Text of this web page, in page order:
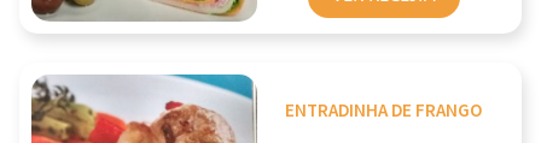
ENTRADINHA DE FRANGO